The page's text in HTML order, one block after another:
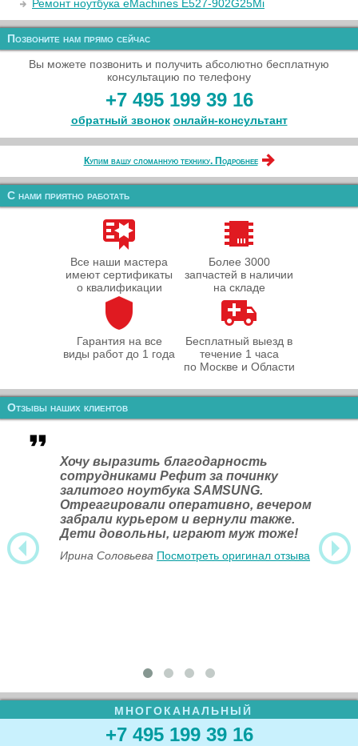
Ремонт ноутбука eMachines E527-902G25Mi
Позвоните нам прямо сейчас
Вы можете позвонить и получить абсолютно бесплатную
консультацию по телефону
+7 495 199 39 16
обратный звонок онлайн‑консультант
Купим вашу сломанную технику. Подробнее
С нами приятно работать
Все наши мастера
имеют сертификаты
о квалификации
Более 3000
запчастей в наличии
на складе
Гарантия на все
виды работ до 1 года
Бесплатный выезд в
течение 1 часа
по Москве и Области
Отзывы наших клиентов
Хочу выразить благодарность
сотрудниками Рефит за починку
залитого ноутбука SAMSUNG.
Отреагировали оперативно, вечером
забрали курьером и вернули также.
Дети довольны, играют муж тоже!
Ирина Соловьева Посмотреть оригинал отзыва
МНОГОКАНАЛЬНЫЙ
+7 495 199 39 16